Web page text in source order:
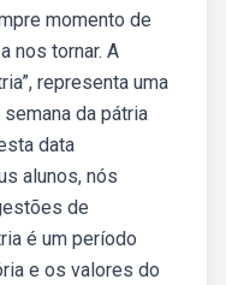
momento de
nos tornar. A
representa uma
da pátria
data
alunos, nós
de
é um período
e os valores do